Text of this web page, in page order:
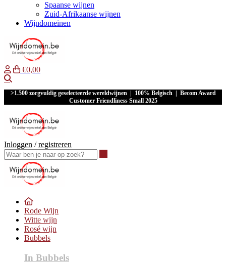
Spaanse wijnen
Zuid-Afrikaanse wijnen
Wijndomeinen
€0,00
>1.500 zorgvuldig geselecteerde wereldwijnen | 100% Belgisch | Becom Award
Customer Friendliness Small 2025
Inloggen /registreren
Rode Wijn
Witte wijn
Rosé wijn
Bubbels
In Bubbels